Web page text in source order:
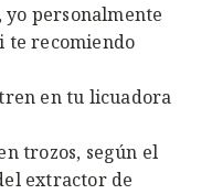
yo personalmente
te recomiendo
en tu licuadora
trozos, según el
extractor de